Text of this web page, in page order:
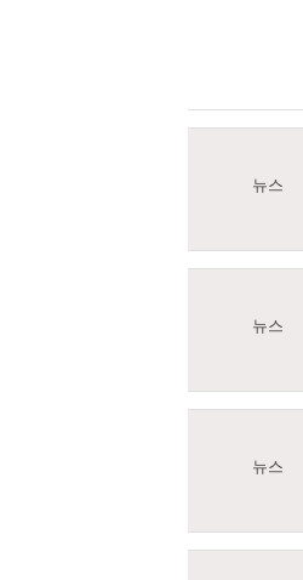
뉴스
뉴스
뉴스